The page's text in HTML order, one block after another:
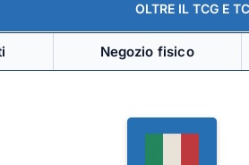
OLTRE IL TCG E
Negozio fisico